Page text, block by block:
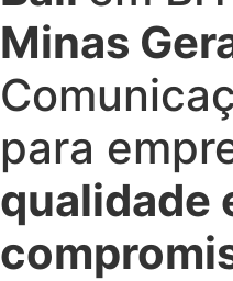
Minas
para
qualidade